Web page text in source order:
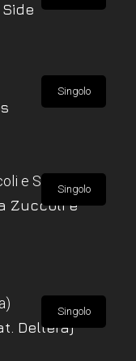
Singolo
Singolo
Zuccoli e
Singolo
Dellera)